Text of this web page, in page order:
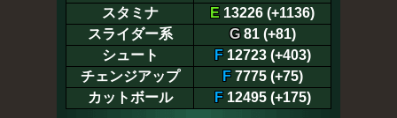
スタミナ
E 13226 (+1136)
スライダー系
G81 (+81)
シュート
F12723 (+403)
チェンジアップ
F7775 (+75)
カットボール
F12495 (+175)